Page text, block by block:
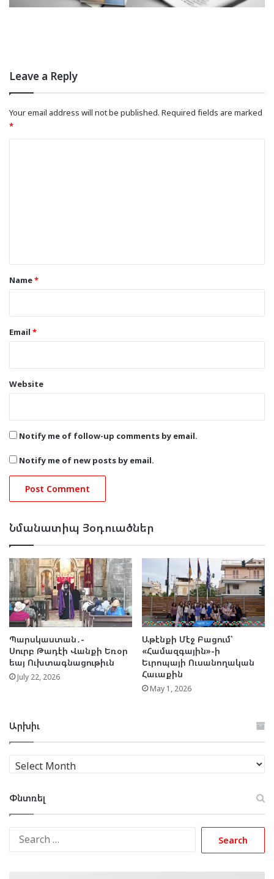
Leave a Reply
Your email address will not be published. Required fields are marked
*
*Name*
Email *
Website
Notify me of follow-up comments by email.
Notify me of new posts by email.
Նմանատիպ Յօդուածներ
Պարսկաստան․-
Սուրբ Թադէի Վանքի Եռօր
եայ Ուխտագնացութիւն
July 22, 2026
Աթէնքի Մէջ Բացում՝
«Համազգային»-ի
Եւրոպայի Ուսանողական
Հաւաքին
May 1, 2026
Արխիւ
Արխիւ
Փնտռել